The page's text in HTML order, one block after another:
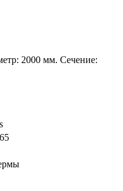
2000 мм. Сечение: